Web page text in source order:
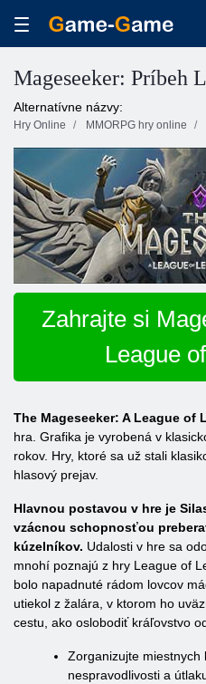
Mageseeker: Príbeh
Alternatívne názvy:
Hry Online MMORPG hry online
Zahrajte si
League
The Mageseeker: A League of
hra. Grafika je vyrobená v
rokov. Hry, ktoré sa už stali
hlasový prejav.
Hlavnou postavou v hre je
vzácnou schopnosťou
kúzelníkov. Udalosti v hre sa
mnohí poznajú z hry League of
bolo napadnuté rádom lovcov
utiekol z žalára, v ktorom ho
cestu, ako oslobodiť kráľovstvo
Zorganizujte
nespravodlivosti a